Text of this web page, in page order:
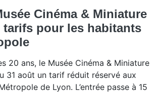
Cinéma & Miniature
tarifs pour les habitants
20 ans, le Musée Cinéma & Miniature
31 août un tarif réduit réservé aux
de Lyon. L’entrée passe à 15